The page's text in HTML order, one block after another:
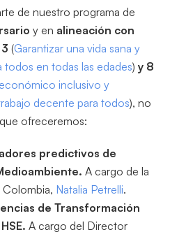
de nuestro programa de
y en alineación con
(Garantizar una vida sana y
en todas las edades) y 8
inclusivo y
decente para todos), no
ofreceremos:
predictivos de
A cargo de la
Natalia Petrelli.
de Transformación
A cargo del Director